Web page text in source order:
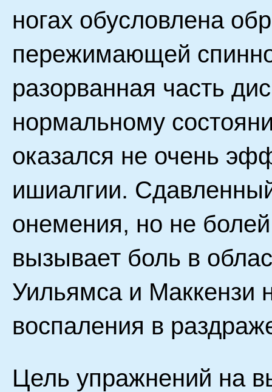
ногах обусловлена
пережимающей
разорванная часть
нормальному
оказался не очень
ишиалгии.
онемения, но не
вызывает боль в
Уильямса и Маккензи
воспаления в
Цель упражнений на